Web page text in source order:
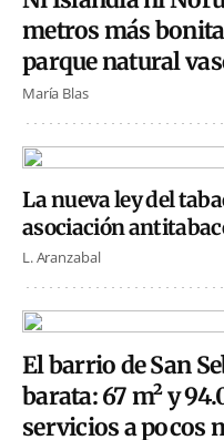
metros más
parque natural
María Blas
La nueva ley del
asociación
L. Aranzabal
El barrio de San
barata: 67 m² y
servicios a pocos